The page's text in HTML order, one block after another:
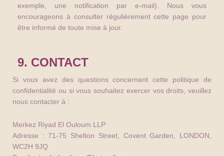
exemple, une notification par e-mail). Nous vous
encourageons à consulter régulièrement cette page pour
être informé de toute mise à jour.
9. CONTACT
Si vous avez des questions concernant cette politique de
confidentialité ou si vous souhaitez exercer vos droits, veuillez
nous contacter à :
Merkez Riyad El Ouloum LLP
Adresse : 71-75 Shelton Street, Covent Garden, LONDON,
WC2H 9JQ